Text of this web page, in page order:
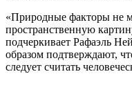
«Природные факторы не
пространственную
подчеркивает Рафаэль
образом подтверждают,
следует считать